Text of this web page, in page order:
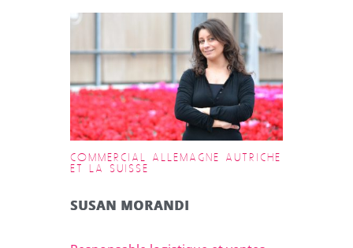
COMMERCIAL ALLEMAGNE AUTRICHE
ET LA SUISSE
SUSAN MORANDI